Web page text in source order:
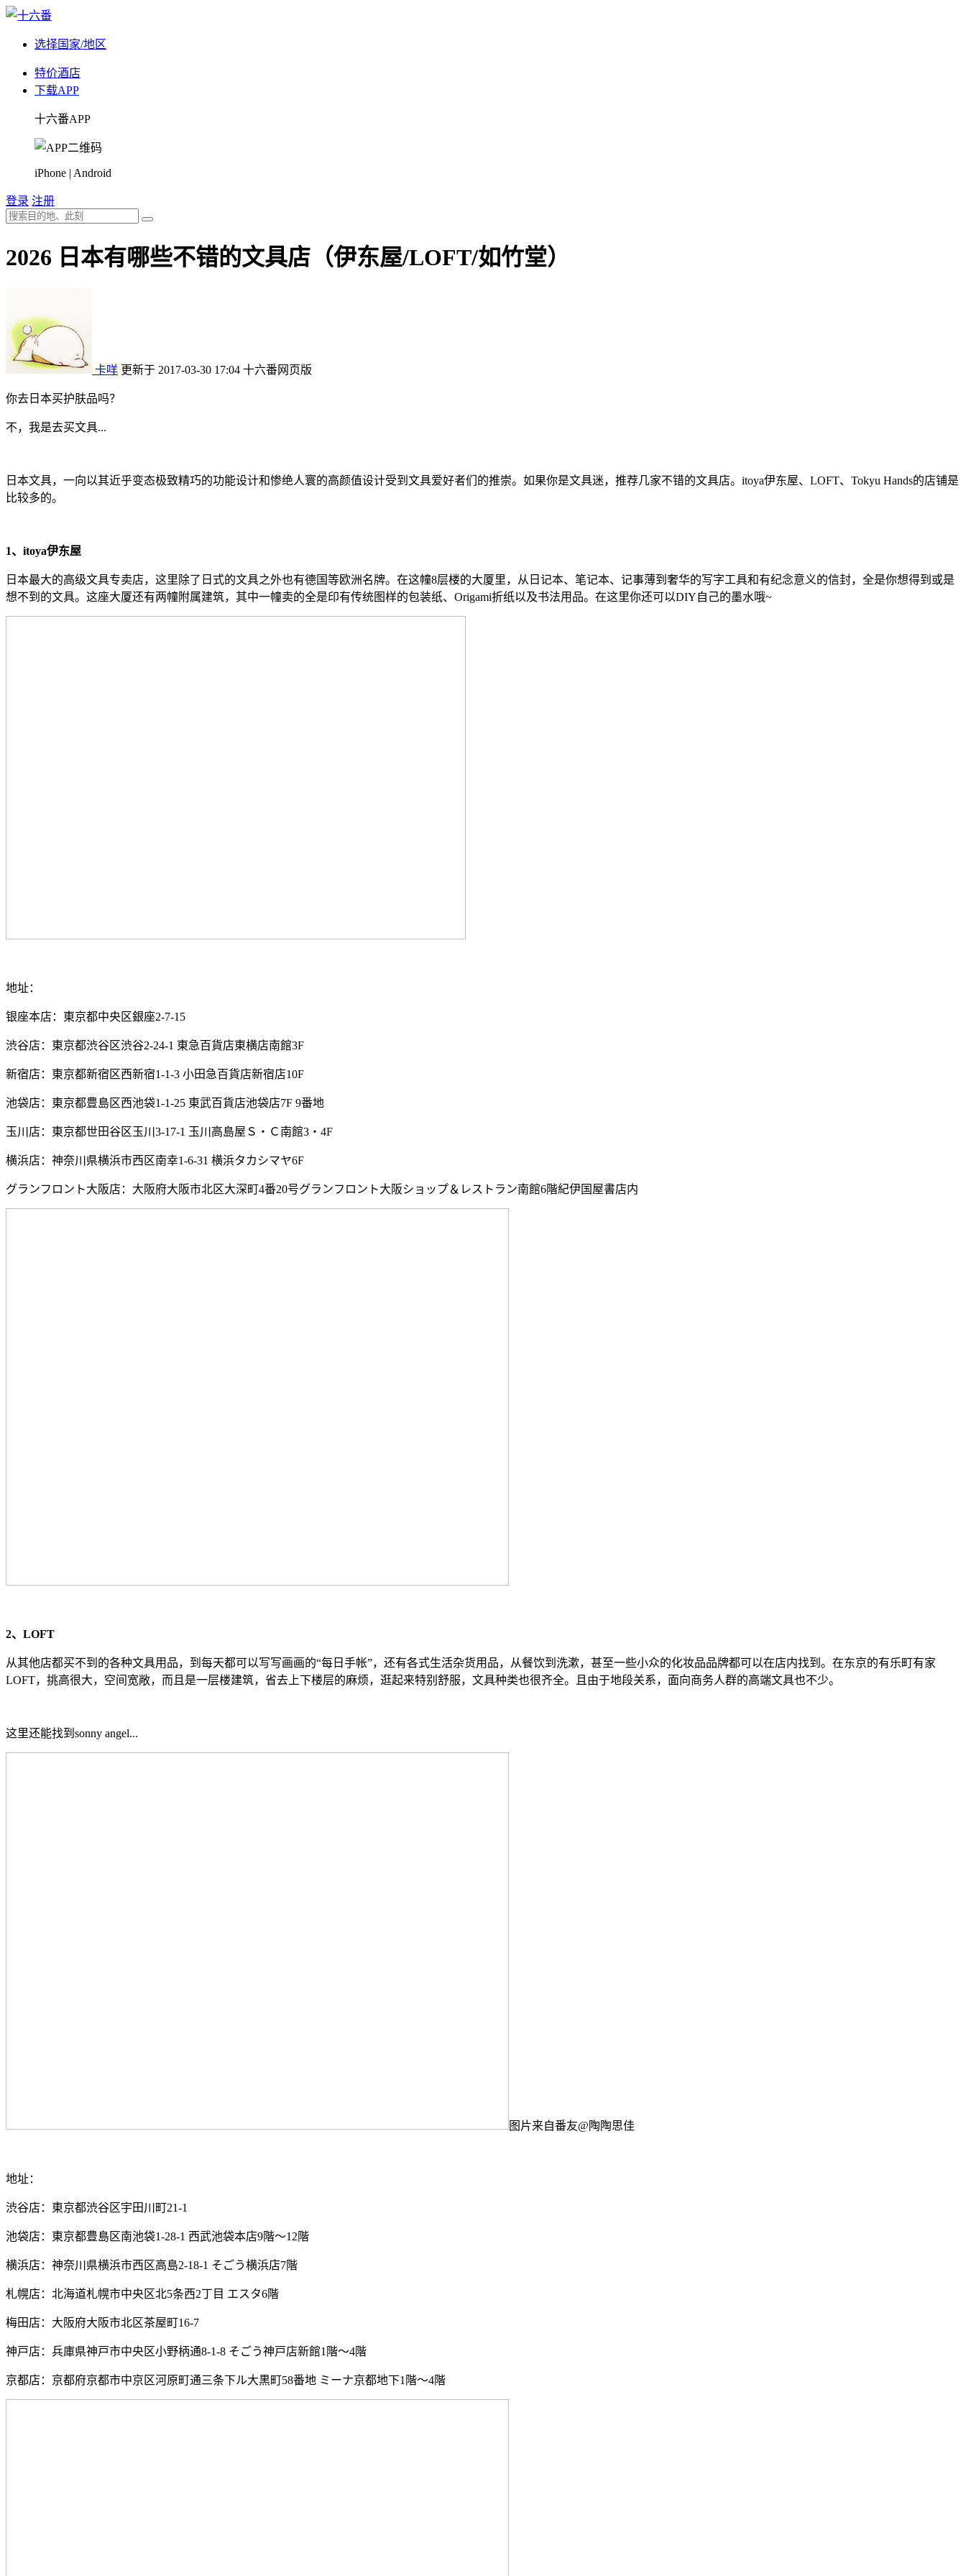
选择国家/地区
特价酒店
下载APP
十六番APP
iPhone | Android
登录 注册
2026 日本有哪些不错的文具店（伊东屋/LOFT/如竹堂）
卡咩 更新于 2017-03-30 17:04 十六番网页版
你去日本买护肤品吗？
不，我是去买文具...
日本文具，一向以其近乎变态极致精巧的功能设计和惨绝人寰的高颜值设计受到文具爱好者们的推崇。如果你是文具迷，推荐几家不错的文具店。itoya伊东屋、LOFT、Tokyu Hands的店铺是
比较多的。
1、itoya伊东屋
日本最大的高级文具专卖店，这里除了日式的文具之外也有德国等欧洲名牌。在这幢8层楼的大厦里，从日记本、笔记本、记事薄到奢华的写字工具和有纪念意义的信封，全是你想得到或是
想不到的文具。这座大厦还有两幢附属建筑，其中一幢卖的全是印有传统图样的包装纸、Origami折纸以及书法用品。在这里你还可以DIY自己的墨水哦~
地址：
银座本店：東京都中央区銀座2-7-15
渋谷店：東京都渋谷区渋谷2-24-1 東急百貨店東横店南館3F
新宿店：東京都新宿区西新宿1-1-3 小田急百貨店新宿店10F
池袋店：東京都豊島区西池袋1-1-25 東武百貨店池袋店7F 9番地
玉川店：東京都世田谷区玉川3-17-1 玉川高島屋Ｓ・Ｃ南館3・4F
横浜店：神奈川県横浜市西区南幸1-6-31 横浜タカシマヤ6F
グランフロント大阪店：大阪府大阪市北区大深町4番20号グランフロント大阪ショップ＆レストラン南館6階紀伊国屋書店内
2、LOFT
从其他店都买不到的各种文具用品，到每天都可以写写画画的“每日手帐”，还有各式生活杂货用品，从餐饮到洗漱，甚至一些小众的化妆品品牌都可以在店内找到。在东京的有乐町有家
LOFT，挑高很大，空间宽敞，而且是一层楼建筑，省去上下楼层的麻烦，逛起来特别舒服，文具种类也很齐全。且由于地段关系，面向商务人群的高端文具也不少。
这里还能找到sonny angel...
图片来自番友@陶陶思佳
地址：
渋谷店：東京都渋谷区宇田川町21-1
池袋店：東京都豊島区南池袋1-28-1 西武池袋本店9階～12階
横浜店：神奈川県横浜市西区高島2-18-1 そごう横浜店7階
札幌店：北海道札幌市中央区北5条西2丁目 エスタ6階
梅田店：大阪府大阪市北区茶屋町16-7
神戸店：兵庫県神戸市中央区小野柄通8-1-8 そごう神戸店新館1階～4階
京都店：京都府京都市中京区河原町通三条下ル大黒町58番地 ミーナ京都地下1階～4階